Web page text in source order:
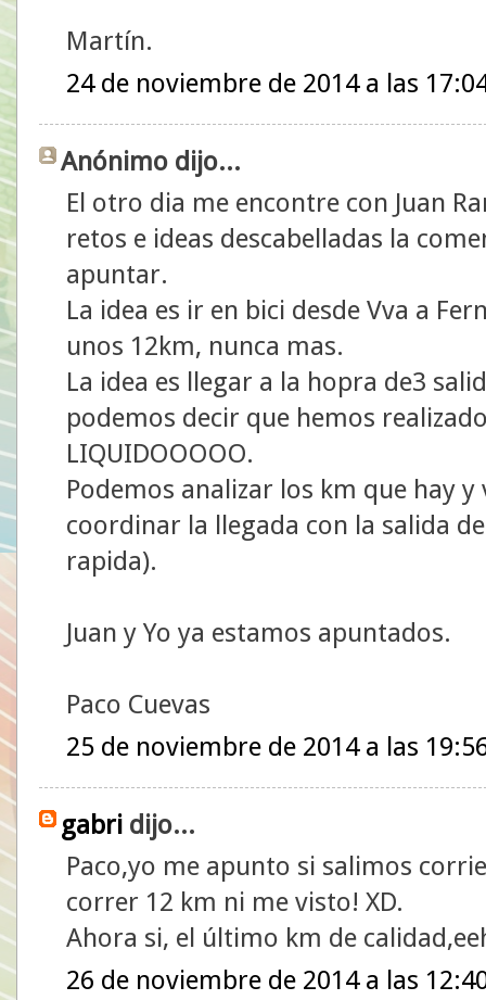
Martín.
24 de noviembre de 2014 a las
Anónimo dijo...
El otro dia me encontre con Juan
retos e ideas descabelladas la
apuntar.
La idea es ir en bici desde Vva a
unos 12km, nunca mas.
La idea es llegar a la hopra de3
podemos decir que hemos
LIQUIDOOOOO.
Podemos analizar los km que hay
coordinar la llegada con la salida
rapida).
Juan y Yo ya estamos apuntados.
Paco Cuevas
25 de noviembre de 2014 a las
gabri dijo...
Paco,yo me apunto si salimos
correr 12 km ni me visto! XD.
Ahora si, el último km de
26 de noviembre de 2014 a las